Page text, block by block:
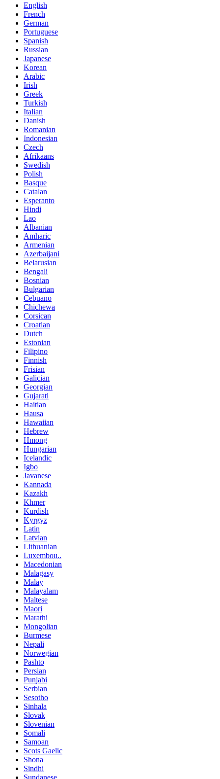
English
French
German
Portuguese
Spanish
Russian
Japanese
Korean
Arabic
Irish
Greek
Turkish
Italian
Danish
Romanian
Indonesian
Czech
Afrikaans
Swedish
Polish
Basque
Catalan
Esperanto
Hindi
Lao
Albanian
Amharic
Armenian
Azerbaijani
Belarusian
Bengali
Bosnian
Bulgarian
Cebuano
Chichewa
Corsican
Croatian
Dutch
Estonian
Filipino
Finnish
Frisian
Galician
Georgian
Gujarati
Haitian
Hausa
Hawaiian
Hebrew
Hmong
Hungarian
Icelandic
Igbo
Javanese
Kannada
Kazakh
Khmer
Kurdish
Kyrgyz
Latin
Latvian
Lithuanian
Luxembou..
Macedonian
Malagasy
Malay
Malayalam
Maltese
Maori
Marathi
Mongolian
Burmese
Nepali
Norwegian
Pashto
Persian
Punjabi
Serbian
Sesotho
Sinhala
Slovak
Slovenian
Somali
Samoan
Scots Gaelic
Shona
Sindhi
Sundanese